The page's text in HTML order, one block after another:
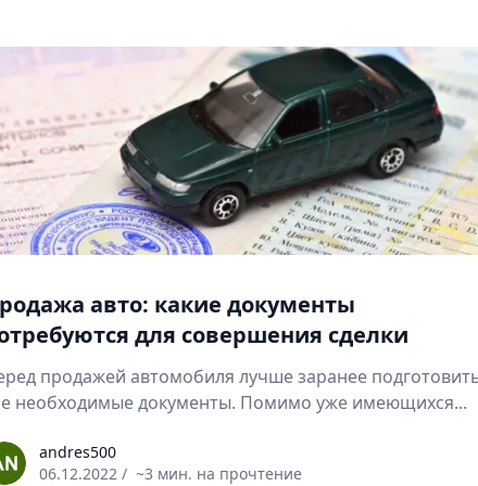
авто: какие документы
для совершения сделки
продажей автомобиля лучше заранее
необходимые документы. Помимо уже имеющихся...
andres500
06.12.2022 / ~3 мин. на прочтение